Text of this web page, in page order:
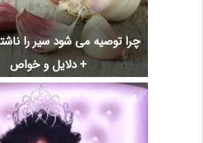
چرا توصیه می شود سیر را
+ دلایل و خواص